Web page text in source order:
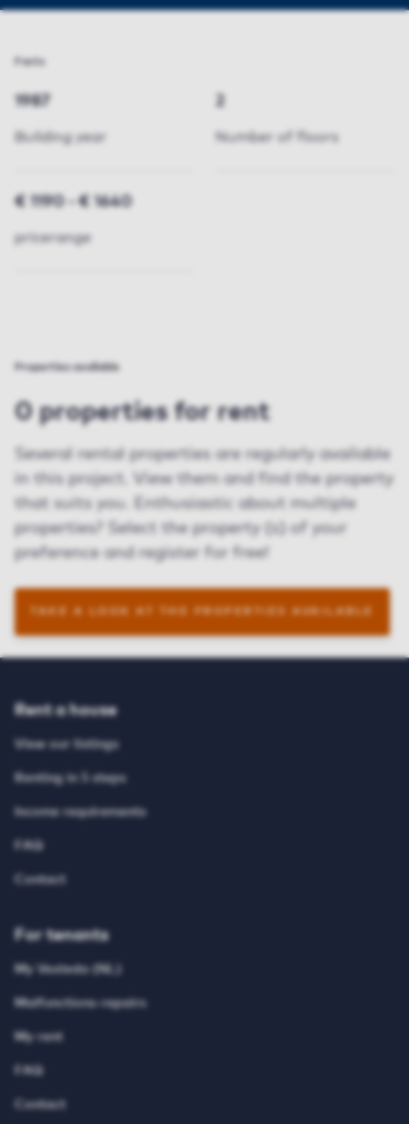
1987
Building year Number of floors
€ 1190 - € 1640
pricerange
Properties available
0 properties for rent
Several rental properties are regularly available
in this project. View them and find the property
that suits you. Enthusiastic about multiple
properties? Select the property (s) of your
preference and register for free!
TAKE A LOOK AT THE PROPERTIES AVAILABLE
Rent a house
View our listings
Renting in 5 steps
Income requirements
FAQ
Contact
For tenants
My Vesteda (NL)
Malfunctions-repairs
My rent
FAQ
Contact